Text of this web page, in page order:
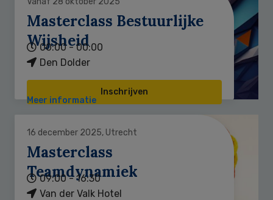
Masterclass Bestuurlijke
Wijsheid
00:00 - 00:00
Den Dolder
Inschrijven
Meer informatie
16 december 2025, Utrecht
Masterclass
Teamdynamiek
09:00 - 16:30
Van der Valk Hotel